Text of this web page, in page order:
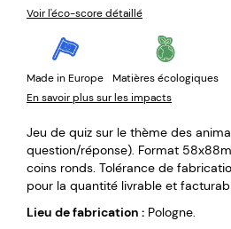
Voir l'éco-score détaillé
Made in Europe
Matières écologiques
En savoir plus sur les impacts
Jeu de quiz sur le thème des
question/réponse). Format
coins ronds. Tolérance de
pour la quantité livrable et
Lieu de fabrication : Pologne.